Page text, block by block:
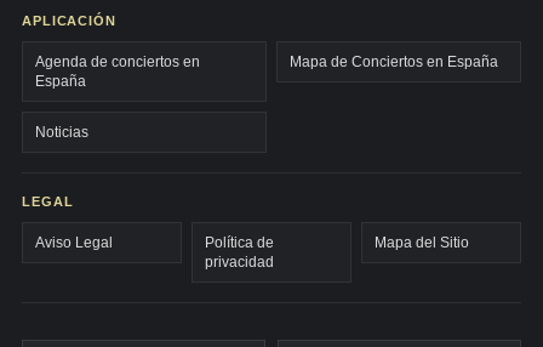
APLICACIÓN
Agenda de conciertos en
España
Mapa de Conciertos en España
Noticias
LEGAL
Aviso Legal
Política de
privacidad
Mapa del Sitio